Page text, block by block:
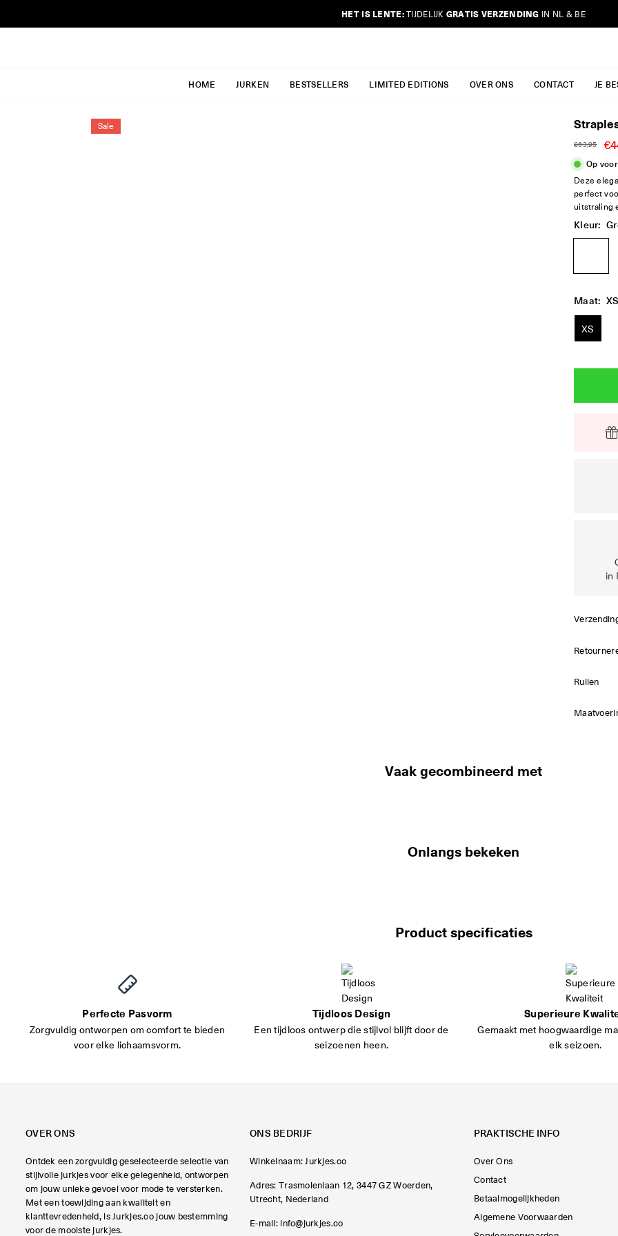
HET IS LENTE:TIJDELIJK GRATIS VERZENDING IN NL & BE
HOME JURKEN BESTSELLERS LIMITED EDITIONS OVER ONS CONTACT JE
Sale
Reguliere
prijs
€63,95
Op
Deze
perfect
uitstraling
Kleur:
Maat: XS
XS
in
Ruilen
Vaak gecombineerd met
Onlangs bekeken
Product specificaties
Perfecte Pasvorm
Zorgvuldig ontworpen om comfort te bieden
voor elke lichaamsvorm.
Tijdloos Design
Een tijdloos ontwerp die stijlvol blijft door de
seizoenen heen.
Superieure
Gemaakt met hoogwaardige
elk seizoen.
OVER ONS
Ontdek een zorgvuldig geselecteerde selectie van
stijlvolle jurkjes voor elke gelegenheid, ontworpen
om jouw unieke gevoel voor mode te versterken.
Met een toewijding aan kwaliteit en
klanttevredenheid, is Jurkjes.co jouw bestemming
voor de mooiste jurkjes.
ONS BEDRIJF
Winkelnaam: Jurkjes.co
Adres: Trasmolenlaan 12, 3447 GZ Woerden,
Utrecht, Nederland
E-mail: info@jurkjes.co
PRAKTISCHE INFO
Over Ons
Contact
Betaalmogelijkheden
Algemene Voorwaarden